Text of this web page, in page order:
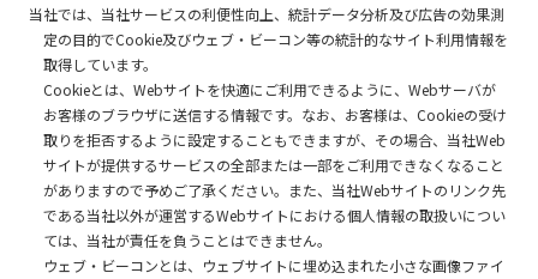
当社では、当社サービスの利便性向上、統計データ分析及び広告の効果測
定の目的でCookie及びウェブ・ビーコン等の統計的なサイト利用情報を
取得しています。
Cookieとは、Webサイトを快適にご利用できるように、Webサーバが
お客様のブラウザに送信する情報です。なお、お客様は、Cookieの受け
取りを拒否するように設定することもできますが、その場合、当社Web
サイトが提供するサービスの全部または一部をご利用できなくなること
がありますので予めご了承ください。また、当社Webサイトのリンク先
である当社以外が運営するWebサイトにおける個人情報の取扱いについ
ては、当社が責任を負うことはできません。
ウェブ・ビーコンとは、ウェブサイトに埋め込まれた小さな画像ファイ